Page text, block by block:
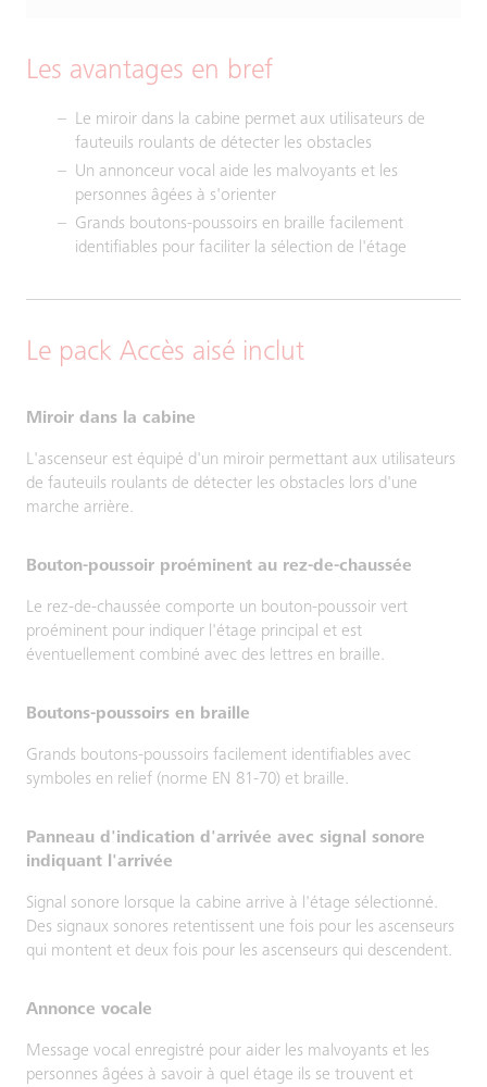
Les avantages en bref
Le miroir dans la cabine permet aux utilisateurs de
fauteuils roulants de détecter les obstacles
Un annonceur vocal aide les malvoyants et les
personnes âgées à s'orienter
Grands boutons-poussoirs en braille facilement
identifiables pour faciliter la sélection de l'étage
Le pack Accès aisé inclut
Miroir dans la cabine
L'ascenseur est équipé d'un miroir permettant aux utilisateurs
de fauteuils roulants de détecter les obstacles lors d'une
marche arrière.
Bouton-poussoir proéminent au rez-de-chaussée
Le rez-de-chaussée comporte un bouton-poussoir vert
proéminent pour indiquer l'étage principal et est
éventuellement combiné avec des lettres en braille.
Boutons-poussoirs en braille
Grands boutons-poussoirs facilement identifiables avec
symboles en relief (norme EN 81-70) et braille.
Panneau d'indication d'arrivée avec signal sonore
indiquant l'arrivée
Signal sonore lorsque la cabine arrive à l'étage sélectionné.
Des signaux sonores retentissent une fois pour les ascenseurs
qui montent et deux fois pour les ascenseurs qui descendent.
Annonce vocale
Message vocal enregistré pour aider les malvoyants et les
personnes âgées à savoir à quel étage ils se trouvent et